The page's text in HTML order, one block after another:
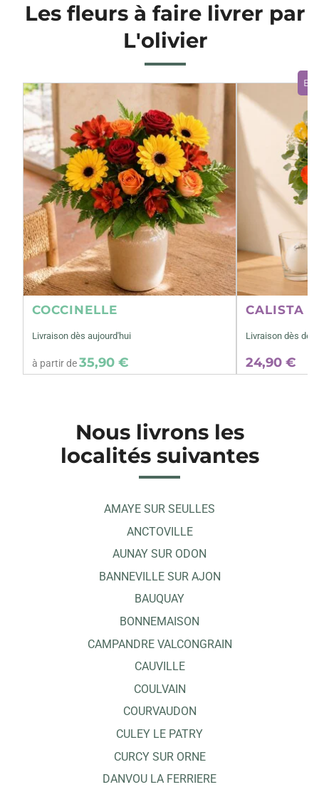
Les fleurs à faire livrer par
L'olivier
COCCINELLE
Livraison dès aujourd'hui
à partir de35,90 €
CALISTA
Livraison dès
24,90 €
Nous livrons les
localités suivantes
AMAYE SUR SEULLES
ANCTOVILLE
AUNAY SUR ODON
BANNEVILLE SUR AJON
BAUQUAY
BONNEMAISON
CAMPANDRE VALCONGRAIN
CAUVILLE
COULVAIN
COURVAUDON
CULEY LE PATRY
CURCY SUR ORNE
DANVOU LA FERRIERE